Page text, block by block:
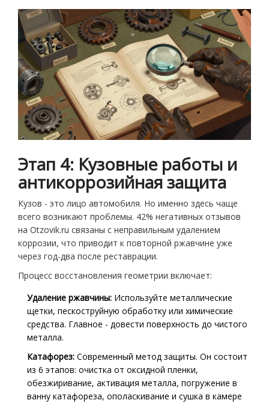
Этап 4: Кузовные работы и
антикоррозийная защита
Кузов - это лицо автомобиля. Но именно здесь чаще
всего возникают проблемы. 42% негативных отзывов
на Otzovik.ru связаны с неправильным удалением
коррозии, что приводит к повторной ржавчине уже
через год-два после реставрации.
Процесс восстановления геометрии включает:
Удаление ржавчины: Используйте металлические
щетки, пескоструйную обработку или химические
средства. Главное - довести поверхность до чистого
металла.
Катафорез: Современный метод защиты. Он состоит
из 6 этапов: очистка от оксидной пленки,
обезжиривание, активация металла, погружение в
ванну катафореза, ополаскивание и сушка в камере